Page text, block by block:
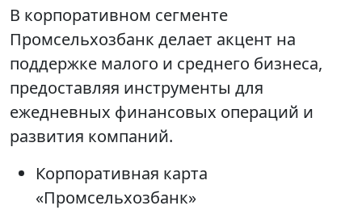
В корпоративном сегменте
Промсельхозбанк делает акцент на
поддержке малого и среднего бизнеса,
предоставляя инструменты для
ежедневных финансовых операций и
развития компаний.
Корпоративная карта
«Промсельхозбанк»